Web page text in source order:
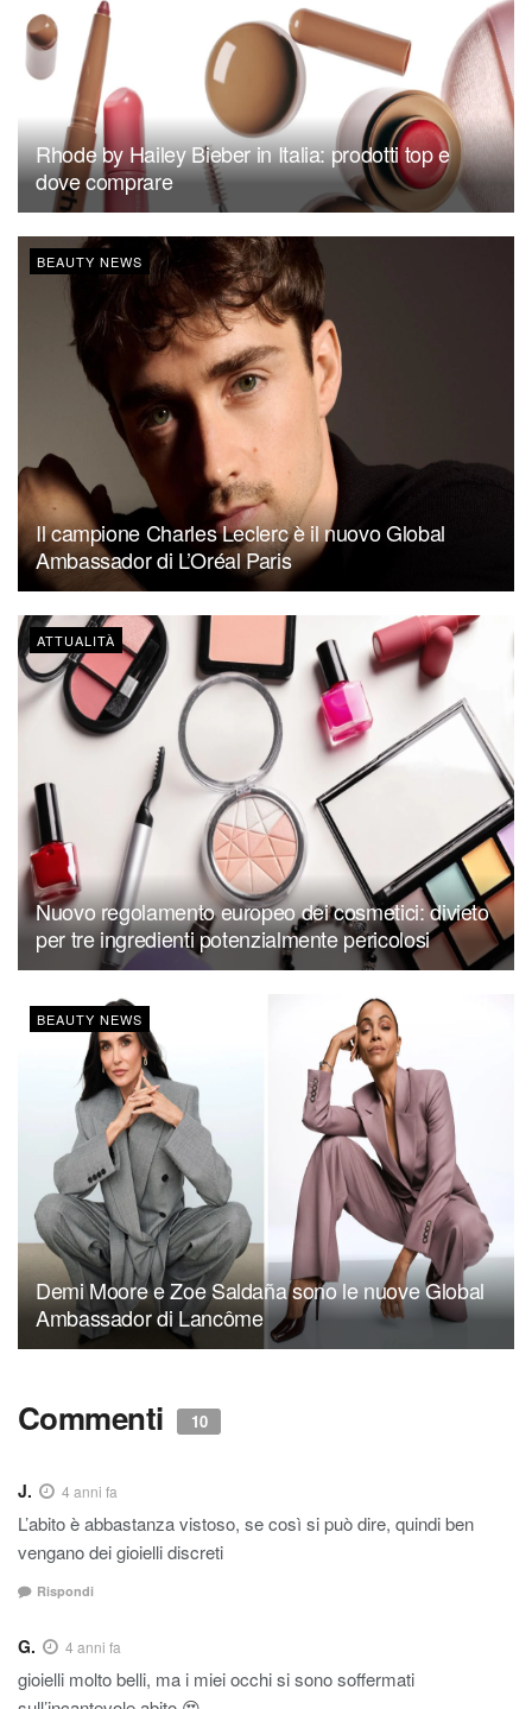
Rhode by Hailey Bieber in Italia: prodotti top e
dove comprare
BEAUTY NEWS
Il campione Charles Leclerc è il nuovo Global
Ambassador di L’Oréal Paris
ATTUALITÀ
Nuovo regolamento europeo dei cosmetici: divieto
per tre ingredienti potenzialmente pericolosi
BEAUTY NEWS
Demi Moore e Zoe Saldaña sono le nuove Global
Ambassador di Lancôme
Commenti 10
J. 4 anni fa
L’abito è abbastanza vistoso, se così si può dire, quindi ben
vengano dei gioielli discreti
Rispondi
G. 4 anni fa
gioielli molto belli, ma i miei occhi si sono soffermati